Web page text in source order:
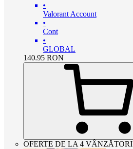
•
Valorant Account
•
Cont
•
GLOBAL
140.95 RON
OFERTE DE LA 4 VÂNZĂTORI